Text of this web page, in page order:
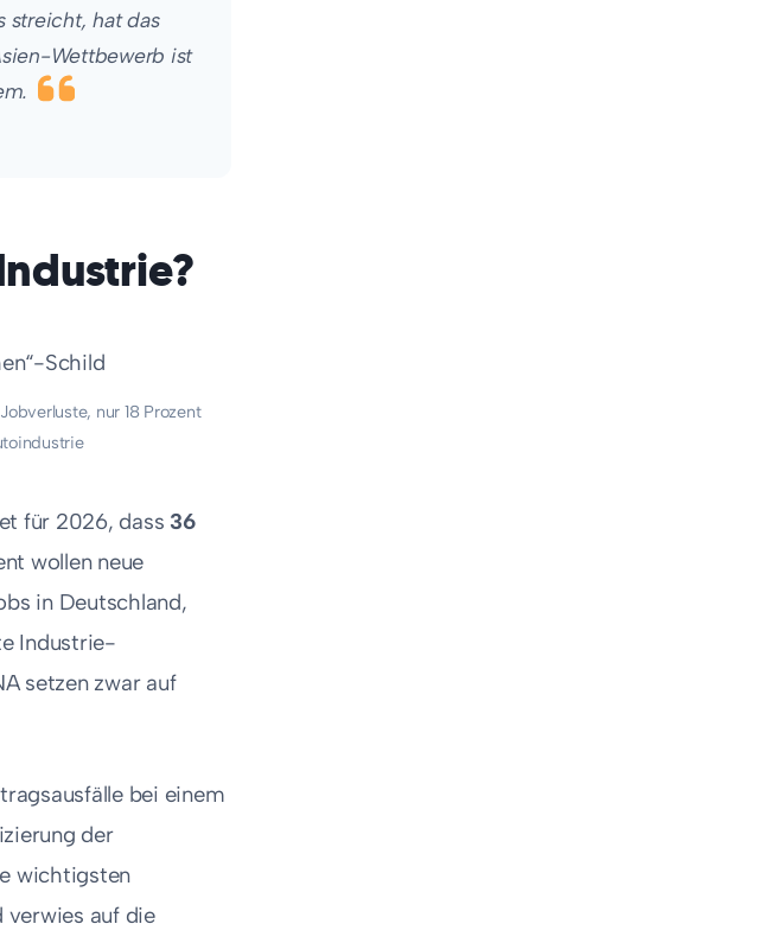
streicht, hat das
Wettbewerb ist
nur 18 Prozent
für 2026, dass 36
wollen neue
in Deutschland,
Industrie-
setzen zwar auf
bei einem
der
wichtigsten
verwies auf die